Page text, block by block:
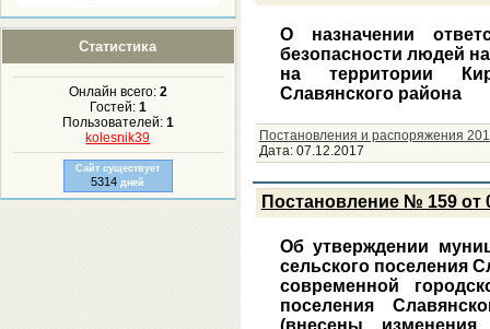
Статистика
Онлайн всего: 2
Гостей: 1
Пользователей: 1
kolesnik39
Сайт существует
5314 дней
О назначении
безопасности людей
на территории
Славянского района
Постановления и распоряжения
Дата: 07.12.2017
Постановление № 159 от
Об утверждении
сельского поселения
современной
поселения
(внесены